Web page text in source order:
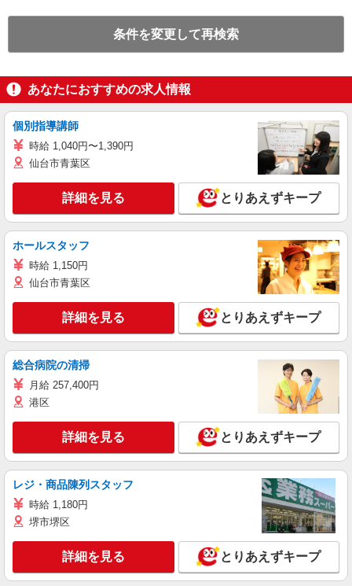
条件を変更して再検索
あなたにおすすめの求人情報
個別指導講師
時給 1,040円〜1,390円
仙台市青葉区
詳細を見る とりあえずキープ
ホールスタッフ
時給 1,150円
仙台市青葉区
詳細を見る とりあえずキープ
総合病院の清掃
月給 257,400円
港区
詳細を見る とりあえずキープ
レジ・商品陳列スタッフ
時給 1,180円
堺市堺区
詳細を見る とりあえずキープ